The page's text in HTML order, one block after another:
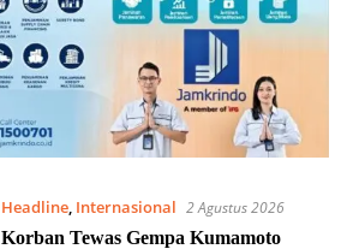
Headline, Internasional 2 Agustus 2026
Korban Tewas Gempa Kumamoto